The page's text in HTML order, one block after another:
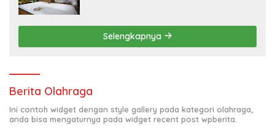
Selengkapnya
Berita Olahraga
Ini contoh widget dengan style gallery pada kategori olahraga,
anda bisa mengaturnya pada widget recent post wpberita.